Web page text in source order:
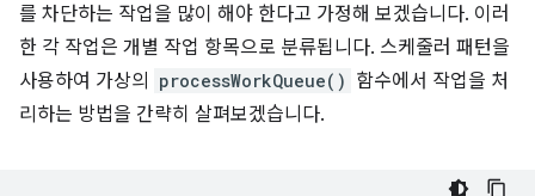
를 차단하는 작업을 많이 해야 한다고 가정해 보겠습니다. 이러
한 각 작업은 개별 작업 항목으로 분류됩니다. 스케줄러 패턴을
사용하여 가상의
processWorkQueue() 함수에서 작업을 처
리하는 방법을 간략히 살펴보겠습니다.